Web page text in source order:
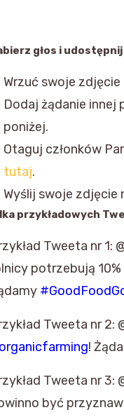
głos i
Wrzuć swoje
Dodaj żądanie
poniżej.
Otaguj członków
tutaj.
Wyślij swoje zdjęcie
przykładowych
Tweeta nr 1:
potrzebują 10%
Tweeta nr 2:
!
Tweeta nr 3:
być